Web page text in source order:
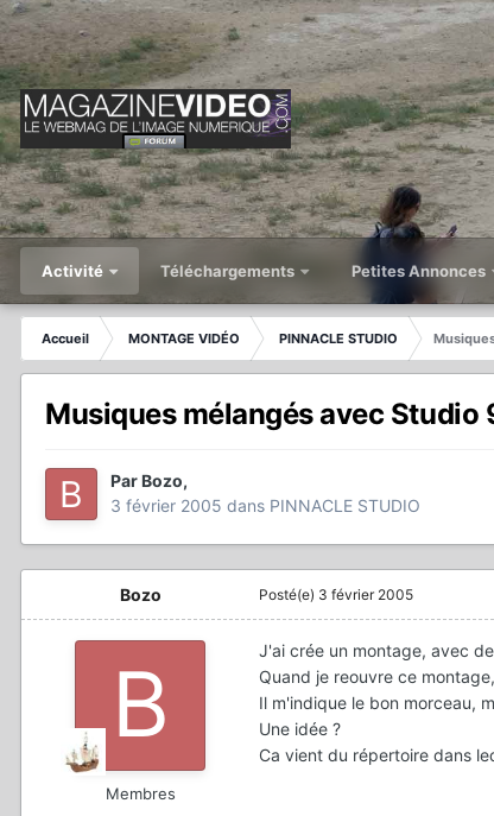
Activité Téléchargements Petites Annonces
Accueil MONTAGE VIDÉO PINNACLE STUDIO
Musiques mélangés avec Studio
ParBozo,
3 février 2005 dans PINNACLE STUDIO
Bozo
Membres
Posté(e) 3 février 2005
J'ai crée un montage, avec
Quand je reouvre ce
Il m'indique le bon morceau,
Une idée ?
Ca vient du répertoire dans